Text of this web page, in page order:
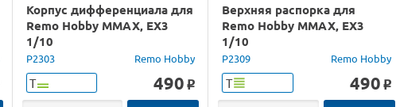
Корпус дифференциала для
Remo Hobby MMAX, EX3
1/10
P2303 Remo Hobby
Т 490 o
Верхняя распорка для
Remo Hobby MMAX, EX3
1/10
P2309 Remo Hobby
Т 490 o